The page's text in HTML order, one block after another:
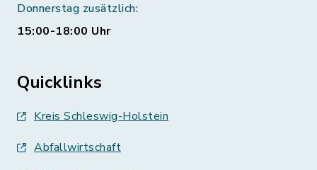
Donnerstag zusätzlich:
15:00-18:00 Uhr
Quicklinks
Kreis Schleswig-Holstein
Abfallwirtschaft